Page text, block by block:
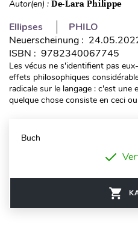
Autor(en) : De-Lara Philippe
Ellipses
PHILO
Neuerscheinung :
ISBN : 9782340067745
Les vécus ne s'identifient pas
effets philosophiques
radicale sur le langage : c'est une
quelque chose consiste en ceci ou
Buch